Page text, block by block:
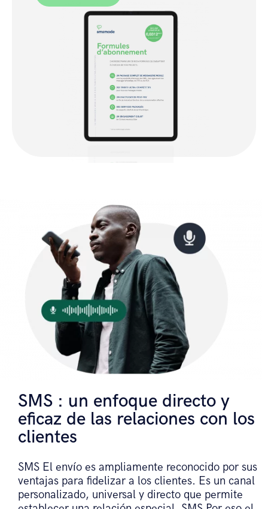
SMS : un enfoque directo y
eficaz de las relaciones con los
clientes
SMS El envío es ampliamente reconocido por sus
ventajas para fidelizar a los clientes. Es un canal
personalizado, universal y directo que permite